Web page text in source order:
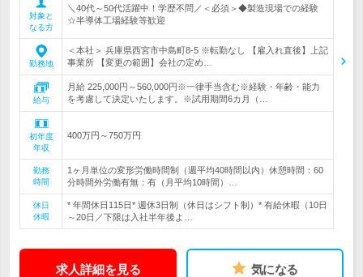
対象と
なる方
＼40代～50代活躍中！学歴不問／＜必須＞◆製造現場での経験
☆半導体工場経験等歓迎
勤務地
＜本社＞ 兵庫県西宮市中島町8-5 ※転勤なし 【雇入れ直後】上記
事業所 【変更の範囲】会社の定め…
給与
月給 225,000円～560,000円※一律手当含む※経験・年齢・能力
を考慮して決定いたします。※試用期間6カ月（…
初年度
年収
400万円～750万円
勤務
時間
1ヶ月単位の変形労働時間制（週平均40時間以内）休憩時間：60
分時間外労働有無：有（月平均10時間）…
休日
休暇
* 年間休日115日* 週休3日制（休日はシフト制）* 有給休暇（10日
～20日／下限は入社半年後よ…
求人詳細を見る 気になる